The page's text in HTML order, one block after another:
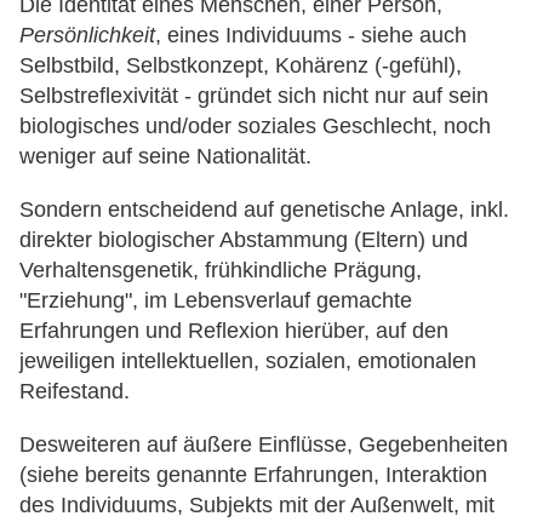
Die Identität eines Menschen, einer Person,
Persönlichkeit, eines Individuums - siehe auch
Selbstbild, Selbstkonzept, Kohärenz (-gefühl),
Selbstreflexivität - gründet sich nicht nur auf sein
biologisches und/oder soziales Geschlecht, noch
weniger auf seine Nationalität.
Sondern entscheidend auf genetische Anlage, inkl.
direkter biologischer Abstammung (Eltern) und
Verhaltensgenetik, frühkindliche Prägung,
"Erziehung", im Lebensverlauf gemachte
Erfahrungen und Reflexion hierüber, auf den
jeweiligen intellektuellen, sozialen, emotionalen
Reifestand.
Desweiteren auf äußere Einflüsse, Gegebenheiten
(siehe bereits genannte Erfahrungen, Interaktion
des Individuums, Subjekts mit der Außenwelt, mit